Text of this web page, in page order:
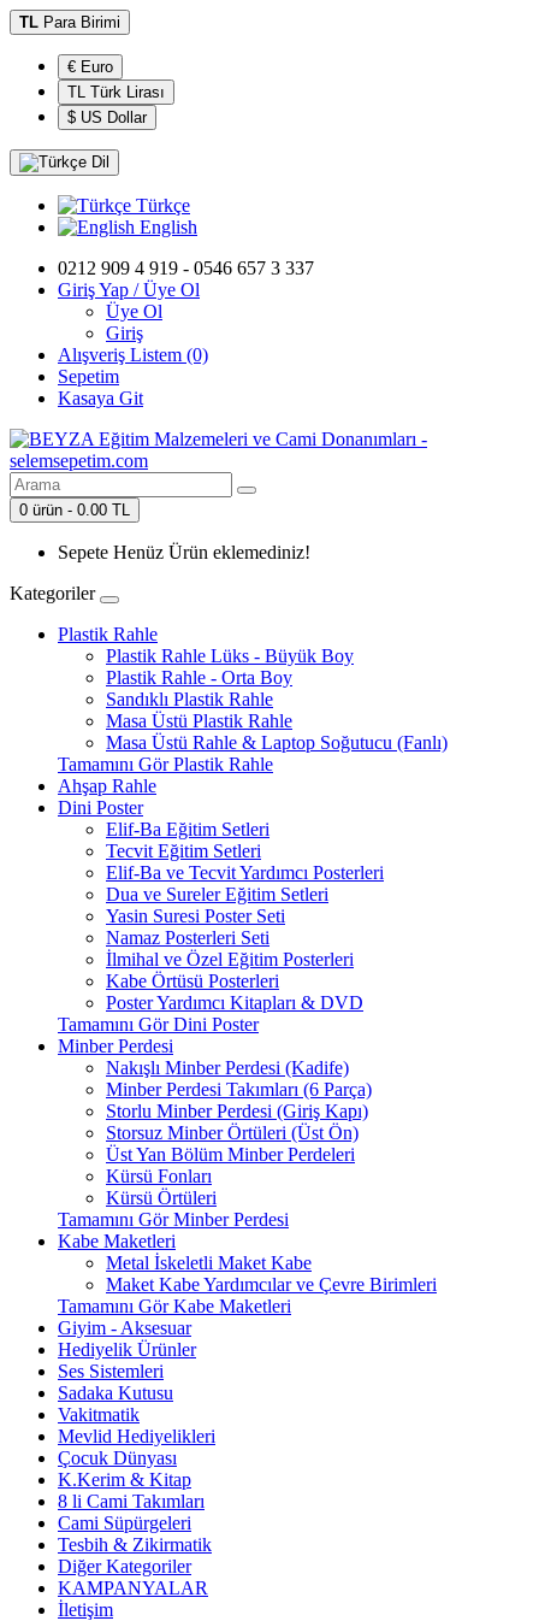
TL Para Birimi
€ Euro
TL Türk Lirası
$ US Dollar
Dil
Türkçe
English
0212 909 4 919 - 0546 657 3 337
Giriş Yap / Üye Ol
Üye Ol
Giriş
Alışveriş Listem (0)
Sepetim
Kasaya Git
0 ürün - 0.00 TL
Sepete Henüz Ürün eklemediniz!
Kategoriler
Plastik Rahle
Plastik Rahle Lüks - Büyük Boy
Plastik Rahle - Orta Boy
Sandıklı Plastik Rahle
Masa Üstü Plastik Rahle
Masa Üstü Rahle & Laptop Soğutucu (Fanlı)
Tamamını Gör Plastik Rahle
Ahşap Rahle
Dini Poster
Elif-Ba Eğitim Setleri
Tecvit Eğitim Setleri
Elif-Ba ve Tecvit Yardımcı Posterleri
Dua ve Sureler Eğitim Setleri
Yasin Suresi Poster Seti
Namaz Posterleri Seti
İlmihal ve Özel Eğitim Posterleri
Kabe Örtüsü Posterleri
Poster Yardımcı Kitapları & DVD
Tamamını Gör Dini Poster
Minber Perdesi
Nakışlı Minber Perdesi (Kadife)
Minber Perdesi Takımları (6 Parça)
Storlu Minber Perdesi (Giriş Kapı)
Storsuz Minber Örtüleri (Üst Ön)
Üst Yan Bölüm Minber Perdeleri
Kürsü Fonları
Kürsü Örtüleri
Tamamını Gör Minber Perdesi
Kabe Maketleri
Metal İskeletli Maket Kabe
Maket Kabe Yardımcılar ve Çevre Birimleri
Tamamını Gör Kabe Maketleri
Giyim - Aksesuar
Hediyelik Ürünler
Ses Sistemleri
Sadaka Kutusu
Vakitmatik
Mevlid Hediyelikleri
Çocuk Dünyası
K.Kerim & Kitap
8 li Cami Takımları
Cami Süpürgeleri
Tesbih & Zikirmatik
Diğer Kategoriler
KAMPANYALAR
İletişim